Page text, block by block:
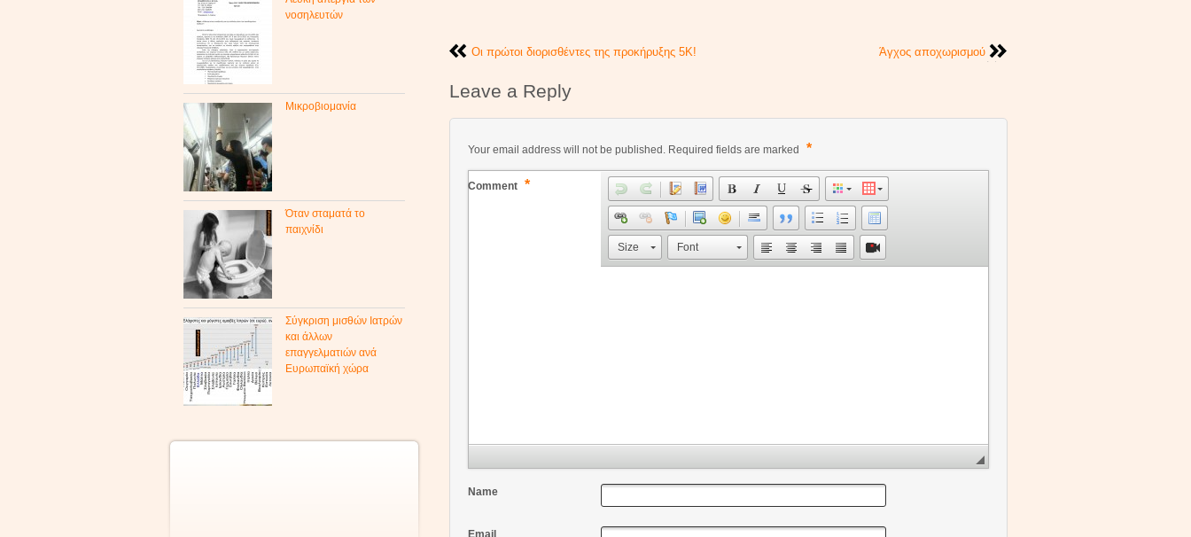
Οι πρώτοι διορισθέντες της προκήρυξης 5Κ! Άγχος αποχωρισμού
Leave a Reply
Your email address will not be published. Required fields are marked *
Comment *
Size Font
Name
Email
νοσηλευτών
Μικροβιομανία
Όταν σταματά το
παιχνίδι
Σύγκριση μισθών Ιατρών
και άλλων
επαγγελματιών ανά
Ευρωπαϊκή χώρα